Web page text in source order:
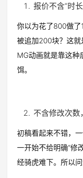
报价不含“时
你以为花了800做
被追加200块？这就
MG动画就是靠这种
饵。
不含修改次数
初稿看起来不错，
一开始不给明确“修
经骑虎难下。所以问